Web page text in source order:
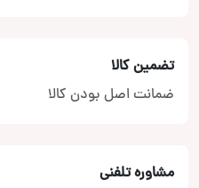
تضمین کالا
ضمانت اصل بودن کالا
مشاوره تلفنی